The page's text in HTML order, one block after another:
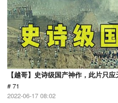
【越哥】史诗级国产神作，此片只
# 71
2022-06-17 08:02